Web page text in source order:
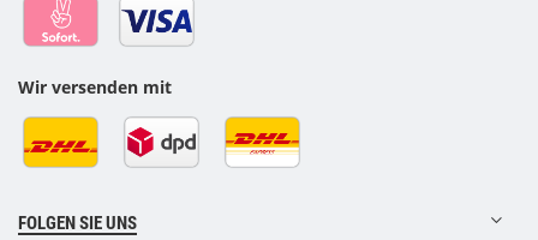
Wir versenden mit
FOLGEN SIE UNS